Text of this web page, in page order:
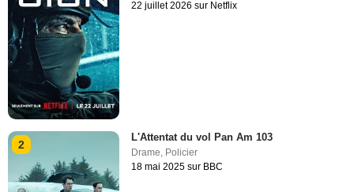
22 juillet 2026 sur Netflix
2
L'Attentat du vol Pan Am 103
Drame Policier
18 mai 2025 sur BBC